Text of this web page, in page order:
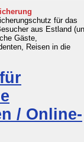
für das
aus Estland
Gäste,
Reisen in die
/ Online-